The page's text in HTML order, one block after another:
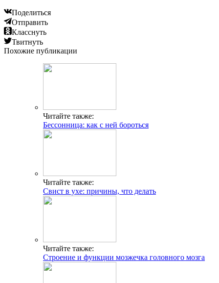
Поделиться
Отправить
Класснуть
Твитнуть
Похожие публикации
Читайте также:
Бессонница: как с ней бороться
Читайте также:
Свист в ухе: причины, что делать
Читайте также:
Строение и функции мозжечка головного мозга